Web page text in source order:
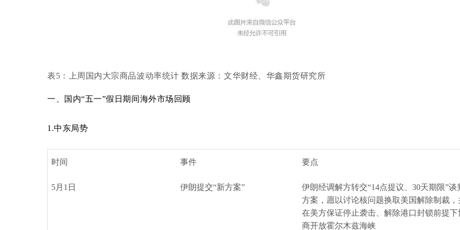
表5：上周国内大宗商品波动率统计 数据来源：文华财经、华鑫期货研究所
一、 国内“五一”假日期间海外市场回顾
1.中东局势
时间 事件 要点
5月1日 伊朗提交“新方案” 伊朗经调解方转交“14点提议、30天期限”谈
方案，愿以讨论核问题换取美国解除制裁，
在美方保证停止袭击、解除港口封锁前提下
商开放霍尔木兹海峡